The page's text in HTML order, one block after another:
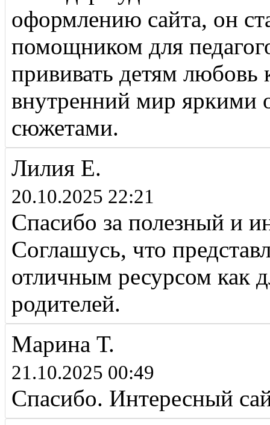
оформлению сайта, он
помощником для
прививать детям
внутренний мир яркими
сюжетами.
Лилия Е.
20.10.2025 22:21
Спасибо за полезный и
Соглашусь, что
отличным ресурсом как
родителей.
Марина Т.
21.10.2025 00:49
Спасибо. Интересный